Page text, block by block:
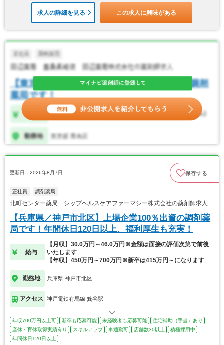
求人の詳細を見る この求人に興味がある
更新日：2026年8月7日 保存する
正社員 調剤薬局
北町センター薬局 シップヘルスケアファーマシー株式会社の薬剤師求人
【兵庫県／神戸市北区】上場企業100％出資の調剤薬
局です！年間休日120日以上、福利厚生も充実！
給与
【月収】30.0万円～46.0万円※金額は面接の評価次第で前後
いたします
【年収】450万円～700万円※新卒は415万円～になります
勤務地 兵庫県 神戸市北区
アクセス 神戸電鉄有馬線 箕谷駅
年収700万円以上可 新卒も応募可能 未経験者も応募可能
住宅補助（手当）あり
産休・育休取得実績有り
スキルアップ 車通勤可 店舗数30以上
積極採用中
年間休日120日以上